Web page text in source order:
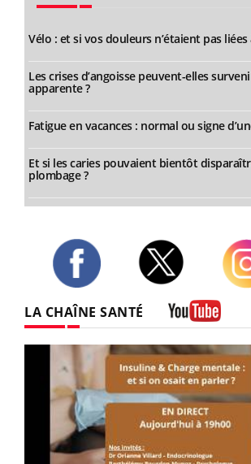
Vélo : et si vos douleurs n’étaient pas liées
Les crises d’angoisse peuvent-elles
apparente ?
Fatigue en vacances : normal ou signe
Et si les caries pouvaient bientôt
plombage ?
LA CHAÎNE SANTÉ